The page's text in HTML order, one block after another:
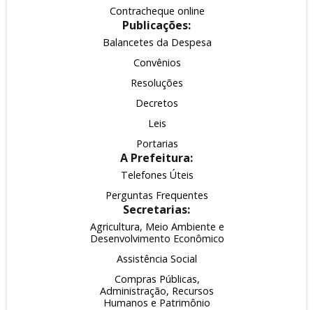
Contracheque online
Publicações:
Balancetes da Despesa
Convênios
Resoluções
Decretos
Leis
Portarias
A Prefeitura:
Telefones Úteis
Perguntas Frequentes
Secretarias:
Agricultura, Meio Ambiente e
Desenvolvimento Econômico
Assistência Social
Compras Públicas,
Administração, Recursos
Humanos e Patrimônio